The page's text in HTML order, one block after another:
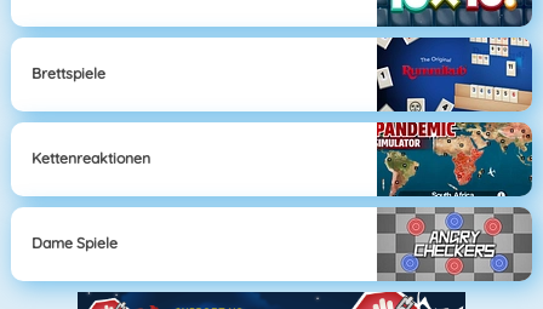
Brettspiele
Kettenreaktionen
Dame Spiele